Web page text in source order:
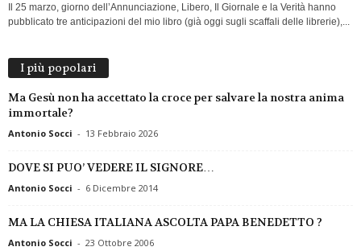
Il 25 marzo, giorno dell’Annunciazione, Libero, Il Giornale e la Verità hanno
pubblicato tre anticipazioni del mio libro (già oggi sugli scaffali delle librerie),...
I più popolari
Ma Gesù non ha accettato la croce per salvare la nostra anima
immortale?
Antonio Socci - 13 Febbraio 2026
DOVE SI PUO’ VEDERE IL SIGNORE…
Antonio Socci - 6 Dicembre 2014
MA LA CHIESA ITALIANA ASCOLTA PAPA BENEDETTO ?
Antonio Socci - 23 Ottobre 2006